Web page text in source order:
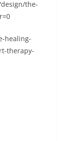
the-
healing-
therapy-